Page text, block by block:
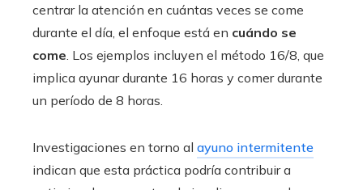
centrar la atención en cuántas veces se come
durante el día, el enfoque está en cuándo se
come. Los ejemplos incluyen el método 16/8, que
implica ayunar durante 16 horas y comer durante
un período de 8 horas.
Investigaciones en torno al ayuno intermitente
indican que esta práctica podría contribuir a